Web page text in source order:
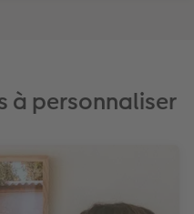
à personnaliser